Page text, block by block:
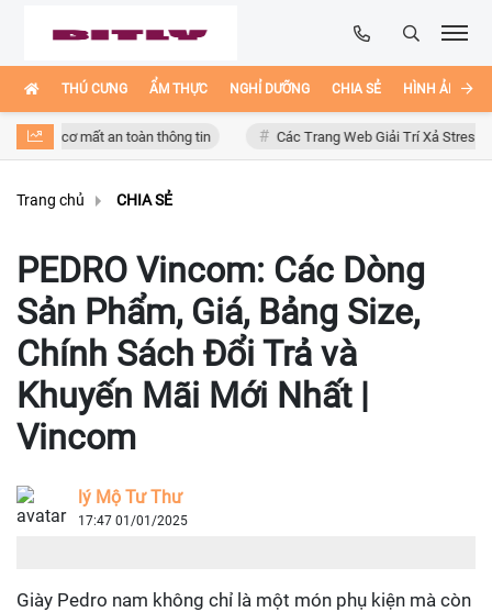
THÚ CƯNG ẨM THỰC NGHỈ DƯỠNG CHIA SẺ HÌNH ẢNH
cơ mất an toàn thông tin Các Trang Web Giải Trí Xả Stress Cực
Trang chủ CHIA SẺ
PEDRO Vincom: Các Dòng
Sản Phẩm, Giá, Bảng Size,
Chính Sách Đổi Trả và
Khuyến Mãi Mới Nhất |
Vincom
lý Mộ Tư Thư
17:47 01/01/2025
Giày Pedro nam không chỉ là một món phụ kiện mà còn